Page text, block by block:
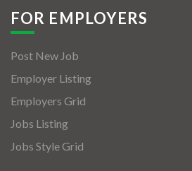
FOR EMPLOYERS
Post New Job
Employer Listing
Employers Grid
Jobs Listing
Jobs Style Grid